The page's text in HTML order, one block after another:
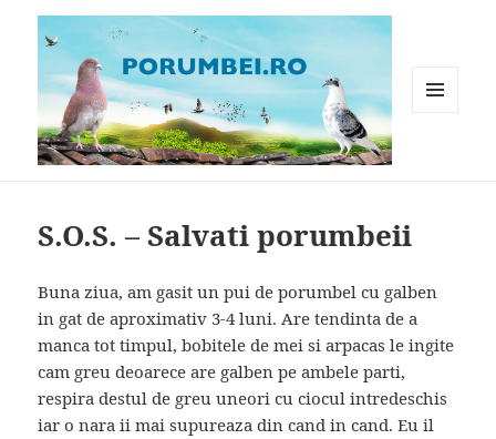
S.O.S. – Salvati porumbeii
Buna ziua, am gasit un pui de porumbel cu galben
in gat de aproximativ 3-4 luni. Are tendinta de a
manca tot timpul, bobitele de mei si arpacas le ingite
cam greu deoarece are galben pe ambele parti,
respira destul de greu uneori cu ciocul intredeschis
iar o nara ii mai supureaza din cand in cand. Eu il